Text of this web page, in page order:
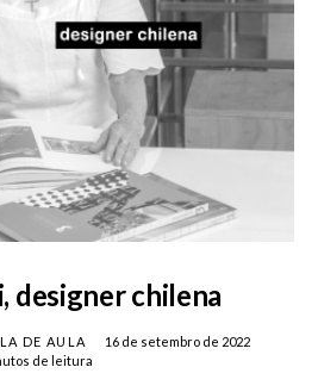
designer chilena
DE AULA
16 de setembro de 2022
de leitura